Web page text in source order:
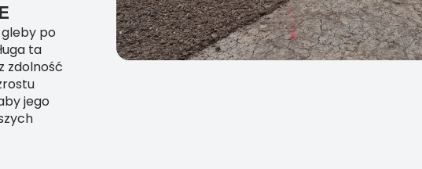
po
ta
zdolność
jego